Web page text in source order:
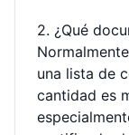
2. ¿Qué
una lista de
cantidad es